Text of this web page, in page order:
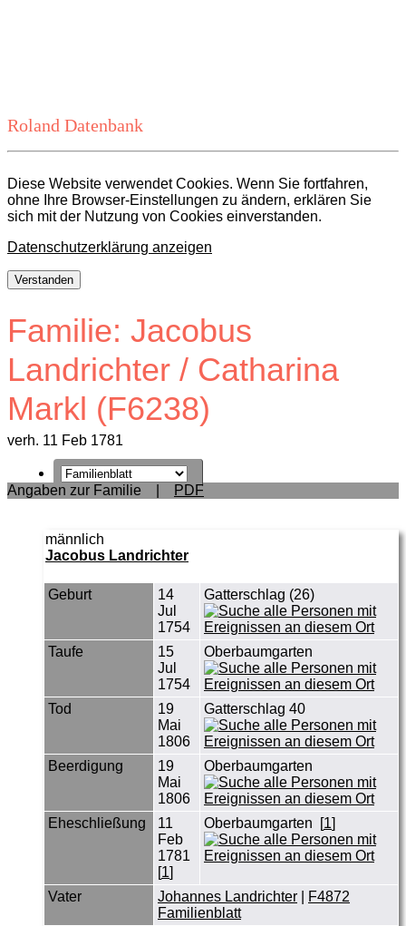
Roland Datenbank
Diese Website verwendet Cookies. Wenn Sie fortfahren,
ohne Ihre Browser-Einstellungen zu ändern, erklären Sie
sich mit der Nutzung von Cookies einverstanden.
Datenschutzerklärung anzeigen
Verstanden
Familie: Jacobus
Landrichter / Catharina
Markl (F6238)
verh. 11 Feb 1781
Angaben zur Familie PDF
männlich
Jacobus Landrichter
Geburt
14
Jul
1754
Gatterschlag (26)
Taufe
15
Jul
1754
Oberbaumgarten
Tod
19
Mai
1806
Gatterschlag 40
Beerdigung
19
Mai
1806
Oberbaumgarten
Eheschließung
11
Feb
1781
[1]
Oberbaumgarten [1]
Vater Johannes Landrichter
F4872
Familienblatt